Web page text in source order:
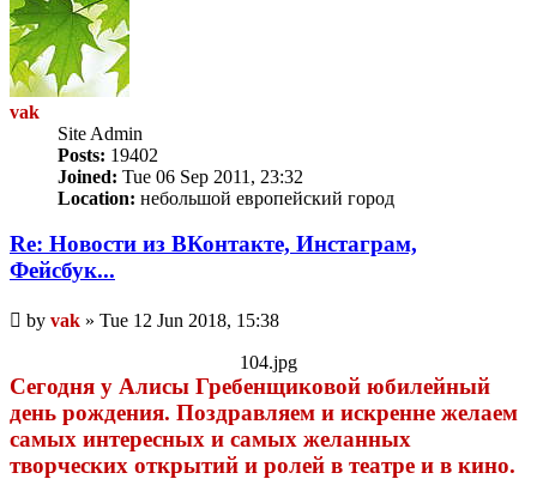
vak
Site Admin
Posts: 19402
Joined: Tue 06 Sep 2011, 23:32
Location: небольшой европейский город
Re: Новости из ВКонтакте, Инстаграм,
Фейсбук...
Unread
post
by vak » Tue 12 Jun 2018, 15:38
104.jpg
Сегодня у Алисы Гребенщиковой юбилейный
день рождения. Поздравляем и искренне желаем
самых интересных и самых желанных
творческих открытий и ролей в театре и в кино.